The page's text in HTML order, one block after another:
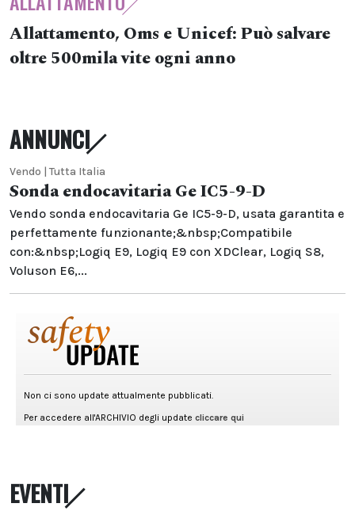
Allattamento, Oms e Unicef: Può salvare
oltre 500mila vite ogni anno
ANNUNCI
Vendo | Tutta Italia
Sonda endocavitaria Ge IC5-9-D
Vendo sonda endocavitaria Ge IC5-9-D, usata garantita e
perfettamente funzionante;&nbsp;Compatibile
con:&nbsp;Logiq E9, Logiq E9 con XDClear, Logiq S8,
Voluson E6,...
EVENTI